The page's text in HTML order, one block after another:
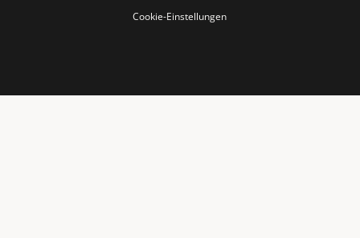
Cookie-Einstellungen